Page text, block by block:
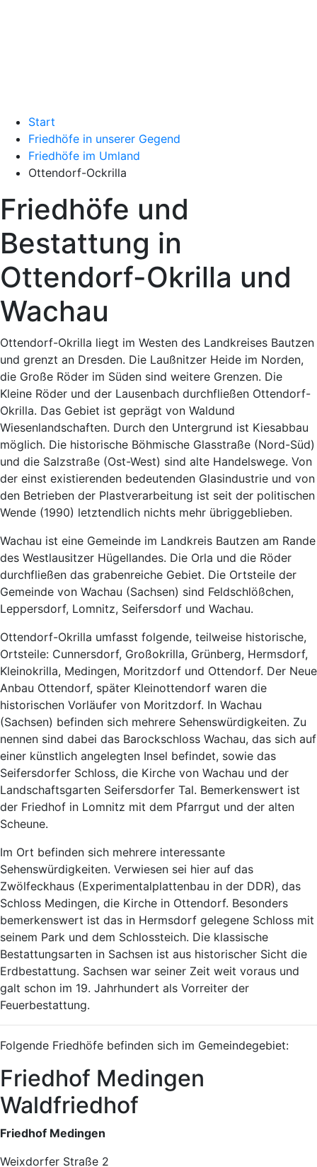
Start
Friedhöfe in unserer Gegend
Friedhöfe im Umland
Ottendorf-Ockrilla
Friedhöfe und
Bestattung in
Ottendorf-Okrilla und
Wachau
Ottendorf-Okrilla liegt im Westen des Landkreises Bautzen
und grenzt an Dresden. Die Laußnitzer Heide im Norden,
die Große Röder im Süden sind weitere Grenzen. Die
Kleine Röder und der Lausenbach durchfließen Ottendorf-
Okrilla. Das Gebiet ist geprägt von Waldund
Wiesenlandschaften. Durch den Untergrund ist Kiesabbau
möglich. Die historische Böhmische Glasstraße (Nord-Süd)
und die Salzstraße (Ost-West) sind alte Handelswege. Von
der einst existierenden bedeutenden Glasindustrie und von
den Betrieben der Plastverarbeitung ist seit der politischen
Wende (1990) letztendlich nichts mehr übriggeblieben.
Wachau ist eine Gemeinde im Landkreis Bautzen am Rande
des Westlausitzer Hügellandes. Die Orla und die Röder
durchfließen das grabenreiche Gebiet. Die Ortsteile der
Gemeinde von Wachau (Sachsen) sind Feldschlößchen,
Leppersdorf, Lomnitz, Seifersdorf und Wachau.
Ottendorf-Okrilla umfasst folgende, teilweise historische,
Ortsteile: Cunnersdorf, Großokrilla, Grünberg, Hermsdorf,
Kleinokrilla, Medingen, Moritzdorf und Ottendorf. Der Neue
Anbau Ottendorf, später Kleinottendorf waren die
historischen Vorläufer von Moritzdorf. In Wachau
(Sachsen) befinden sich mehrere Sehenswürdigkeiten. Zu
nennen sind dabei das Barockschloss Wachau, das sich auf
einer künstlich angelegten Insel befindet, sowie das
Seifersdorfer Schloss, die Kirche von Wachau und der
Landschaftsgarten Seifersdorfer Tal. Bemerkenswert ist
der Friedhof in Lomnitz mit dem Pfarrgut und der alten
Scheune.
Im Ort befinden sich mehrere interessante
Sehenswürdigkeiten. Verwiesen sei hier auf das
Zwölfeckhaus (Experimentalplattenbau in der DDR), das
Schloss Medingen, die Kirche in Ottendorf. Besonders
bemerkenswert ist das in Hermsdorf gelegene Schloss mit
seinem Park und dem Schlossteich. Die klassische
Bestattungsarten in Sachsen ist aus historischer Sicht die
Erdbestattung. Sachsen war seiner Zeit weit voraus und
galt schon im 19. Jahrhundert als Vorreiter der
Feuerbestattung.
Folgende Friedhöfe befinden sich im Gemeindegebiet:
Friedhof Medingen
Waldfriedhof
Friedhof Medingen
Weixdorfer Straße 2